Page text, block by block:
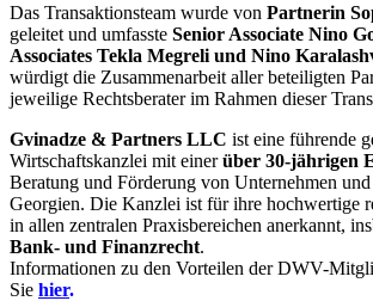
Das Transaktionsteam wurde von Partnerin
geleitet und umfasste Senior Associate Nino
Associates Tekla Megreli und Nino
würdigt die Zusammenarbeit aller beteiligten
jeweilige Rechtsberater im Rahmen dieser
Gvinadze & Partners LLC ist eine führende
Wirtschaftskanzlei mit einerüber 30-jährigen
Beratung und Förderung von Unternehmen
Georgien. Die Kanzlei ist für ihre hochwertige
in allen zentralen Praxisbereichen anerkannt,
Bank- und Finanzrecht.
Informationen zu den Vorteilen der DWV-
Sie hier.